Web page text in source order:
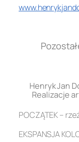
Henryk Jan
Realizacje
POCZĄTEK –
EKSPANSJA